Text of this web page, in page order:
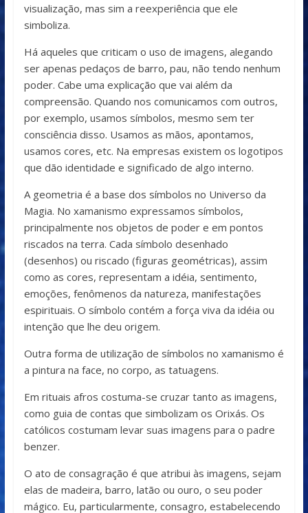
visualização, mas sim a reexperiência que ele
simboliza.
Há aqueles que criticam o uso de imagens, alegando
ser apenas pedaços de barro, pau, não tendo nenhum
poder. Cabe uma explicação que vai além da
compreensão. Quando nos comunicamos com outros,
por exemplo, usamos símbolos, mesmo sem ter
consciência disso. Usamos as mãos, apontamos,
usamos cores, etc. Na empresas existem os logotipos
que dão identidade e significado de algo interno.
A geometria é a base dos símbolos no Universo da
Magia. No xamanismo expressamos símbolos,
principalmente nos objetos de poder e em pontos
riscados na terra. Cada símbolo desenhado
(desenhos) ou riscado (figuras geométricas), assim
como as cores, representam a idéia, sentimento,
emoções, fenômenos da natureza, manifestações
espirituais. O símbolo contém a força viva da idéia ou
intenção que lhe deu origem.
Outra forma de utilização de símbolos no xamanismo é
a pintura na face, no corpo, as tatuagens.
Em rituais afros costuma-se cruzar tanto as imagens,
como guia de contas que simbolizam os Orixás. Os
católicos costumam levar suas imagens para o padre
benzer.
O ato de consagração é que atribui às imagens, sejam
elas de madeira, barro, latão ou ouro, o seu poder
mágico. Eu, particularmente, consagro, estabelecendo